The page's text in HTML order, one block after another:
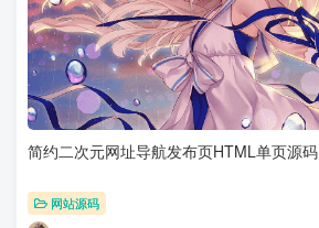
简约二次元网址导航发布页HTML单页源码
网站源码